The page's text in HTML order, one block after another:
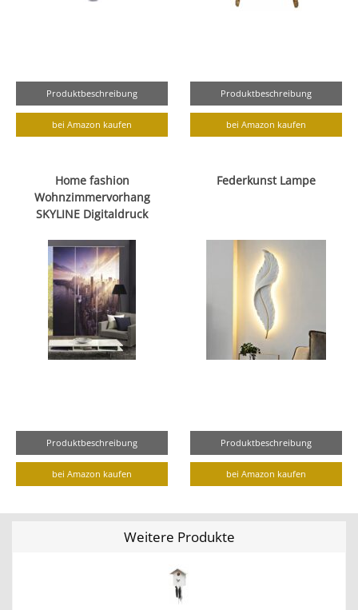
Produktbeschreibung
bei Amazon kaufen
Produktbeschreibung
bei Amazon kaufen
Home fashion
Wohnzimmervorhang
SKYLINE Digitaldruck
Produktbeschreibung
bei Amazon kaufen
Federkunst Lampe
Produktbeschreibung
bei Amazon kaufen
Weitere Produkte